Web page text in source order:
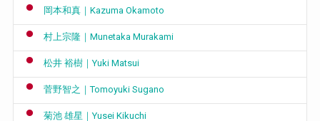
岡本和真｜Kazuma Okamoto
村上宗隆｜Munetaka Murakami
松井 裕樹｜Yuki Matsui
菅野智之｜Tomoyuki Sugano
菊池 雄星｜Yusei Kikuchi